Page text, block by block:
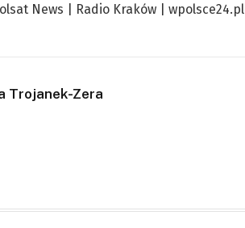
News | Radio Kraków | wpolsce24.pl
Trojanek-Zera